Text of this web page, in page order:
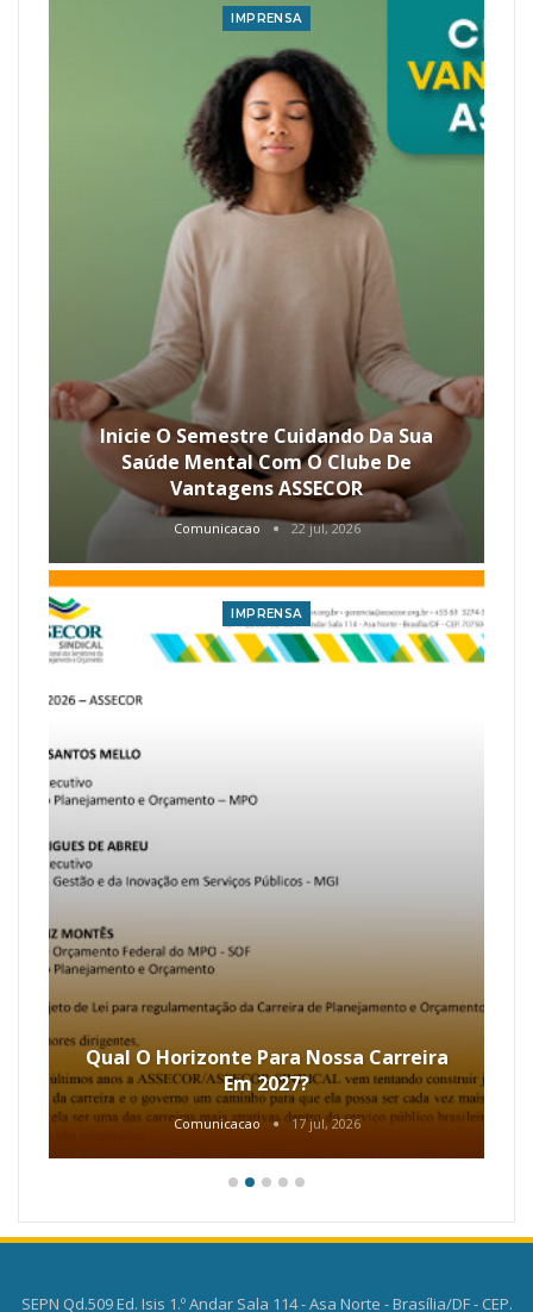
IMPRENSA
Inicie O Semestre Cuidando Da Sua
Saúde Mental Com O Clube De
Vantagens ASSECOR
Comunicacao 22 jul, 2026
IMPRENSA
Qual O Horizonte Para Nossa Carreira
Em 2027?
Comunicacao 17 jul, 2026
SEPN Qd.509 Ed. Isis 1.º Andar Sala 114 - Asa Norte - Brasília/DF - CEP.